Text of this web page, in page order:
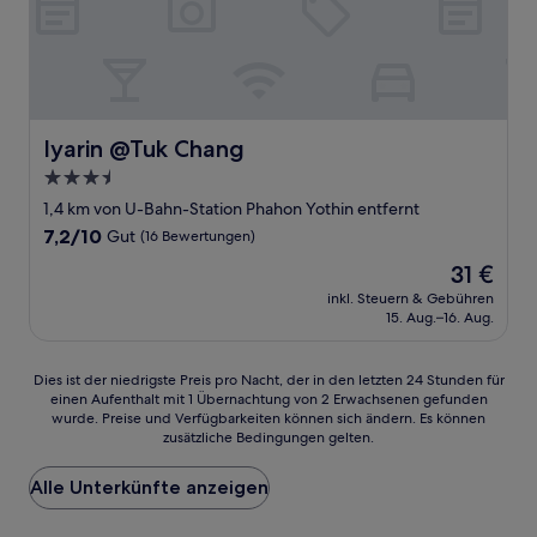
Iyarin @Tuk Chang
Iyarin @Tuk Chang
3.5-
Sterne-
Unterkunft
1,4 km von U-Bahn-Station Phahon Yothin entfernt
7.2
7,2/10 Gut (16 Bewertungen)
Der
Preis
beträgt
31 €
inkl. Steuern & Gebühren
15. Aug.–16. Aug.
Dies
der
Preis
pro
Nacht,
Dies ist der niedrigste Preis pro Nacht, der in den letzten 24 Stunden für
einen Aufenthalt mit 1 Übernachtung von 2 Erwachsenen gefunden
wurde. Preise und Verfügbarkeiten können sich ändern. Es können
zusätzliche Bedingungen gelten.
Alle Unterkünfte anzeigen